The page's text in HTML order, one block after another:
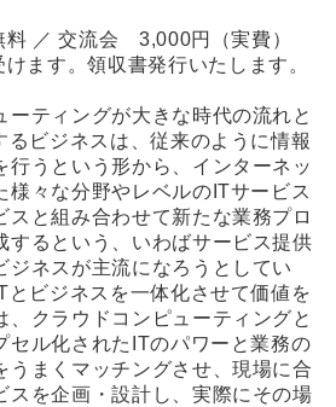
／ 交流会 3,000円（実費）
ます。領収書発行いたします。
ーティングが大きな時代の流れと
るビジネスは、従来のように情報
行うという形から、インターネッ
様々な分野やレベルのITサービス
スと組み合わせて新たな業務プロ
するという、いわばサービス提供
ジネスが主流になろうとしてい
とビジネスを一体化させて価値を
、クラウドコンピューティングと
セル化されたITのパワーと業務の
うまくマッチングさせ、現場に合
スを企画・設計し、実際にその場